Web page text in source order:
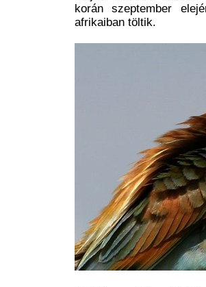
korán szeptember
afrikaiban töltik.